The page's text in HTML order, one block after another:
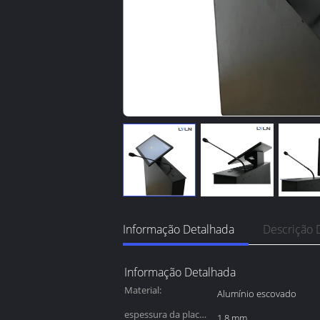
Informação Detalhada Descrição
Informação Detalhada
Material: Alumínio escovado
espessura da placa